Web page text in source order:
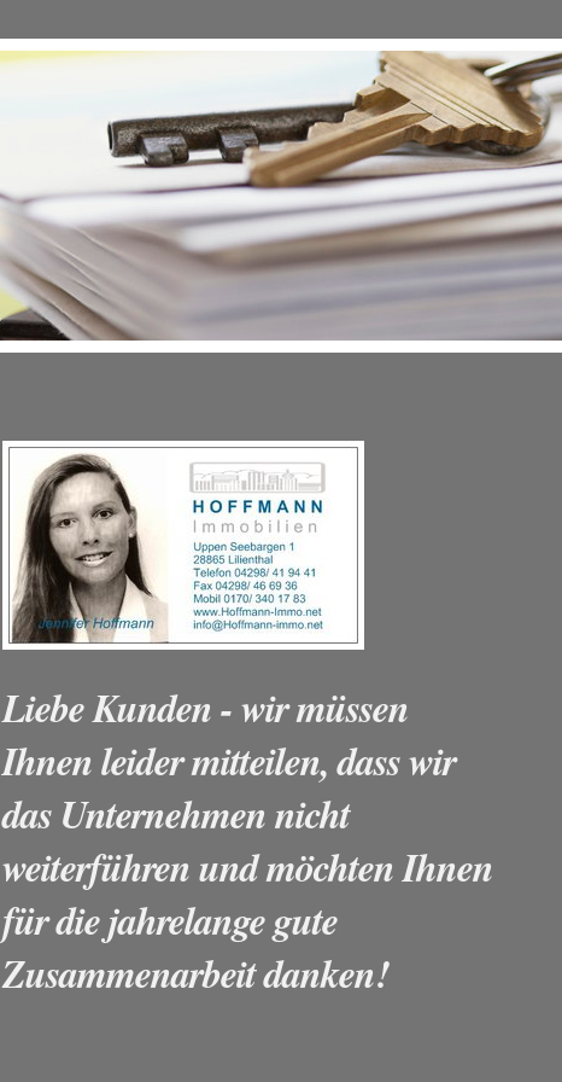
Liebe Kunden - wir müssen
Ihnen leider mitteilen, dass wir
das Unternehmen nicht
weiterführen und möchten Ihnen
für die jahrelange gute
Zusammenarbeit danken!